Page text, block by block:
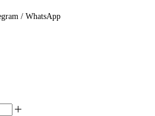
/ WhatsApp